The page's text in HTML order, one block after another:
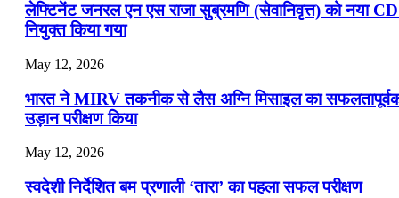
लेफ्टिनेंट जनरल एन एस राजा सुब्रमणि (सेवानिवृत्त) को नया
नियुक्त किया गया
May 12, 2026
भारत ने MIRV तकनीक से लैस अग्नि मिसाइल का
उड़ान परीक्षण किया
May 12, 2026
स्वदेशी निर्देशित बम प्रणाली ‘तारा’ का पहला सफल परीक्षण